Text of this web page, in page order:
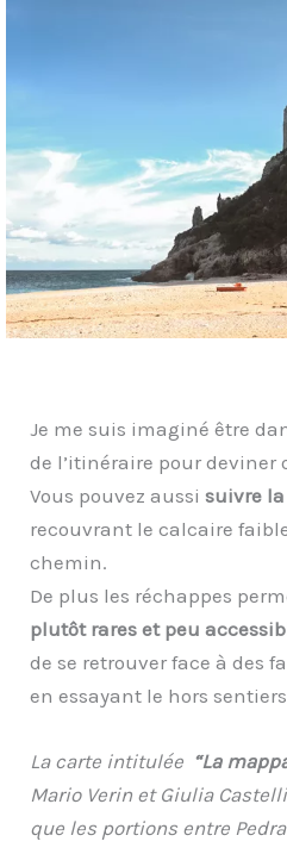
Je me suis imaginé être
de l’itinéraire pour deviner
Vous pouvez aussi suivre
recouvrant le calcaire
chemin.
De plus les réchappes
plutôt rares et peu
de se retrouver face à des
en essayant le hors
La carte intitulée “La
Mario Verin et Giulia
que les portions entre